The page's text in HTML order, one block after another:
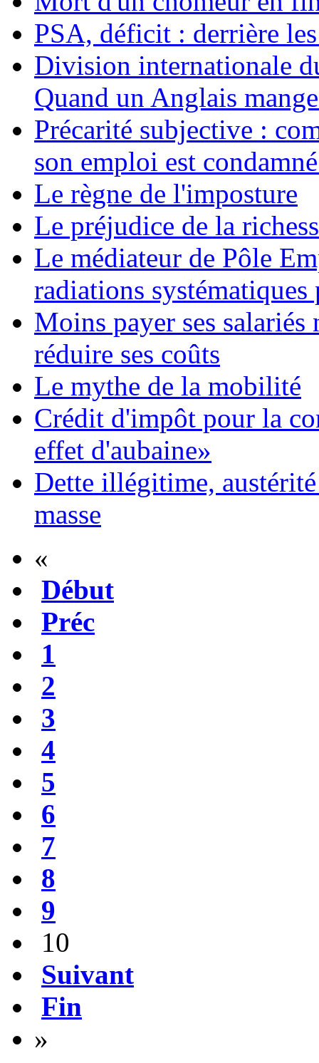
PSA, déficit : derrière
Division internationale
Quand un Anglais
Précarité subjective :
son emploi est
Le règne de l'imposture
Le préjudice de la
Le médiateur de Pôle
radiations
Moins payer ses salariés
réduire ses coûts
Le mythe de la mobilité
Crédit d'impôt pour la
effet d'aubaine»
Dette illégitime,
masse
«
Début
Préc
1
2
3
4
5
6
7
8
9
10
Suivant
Fin
»